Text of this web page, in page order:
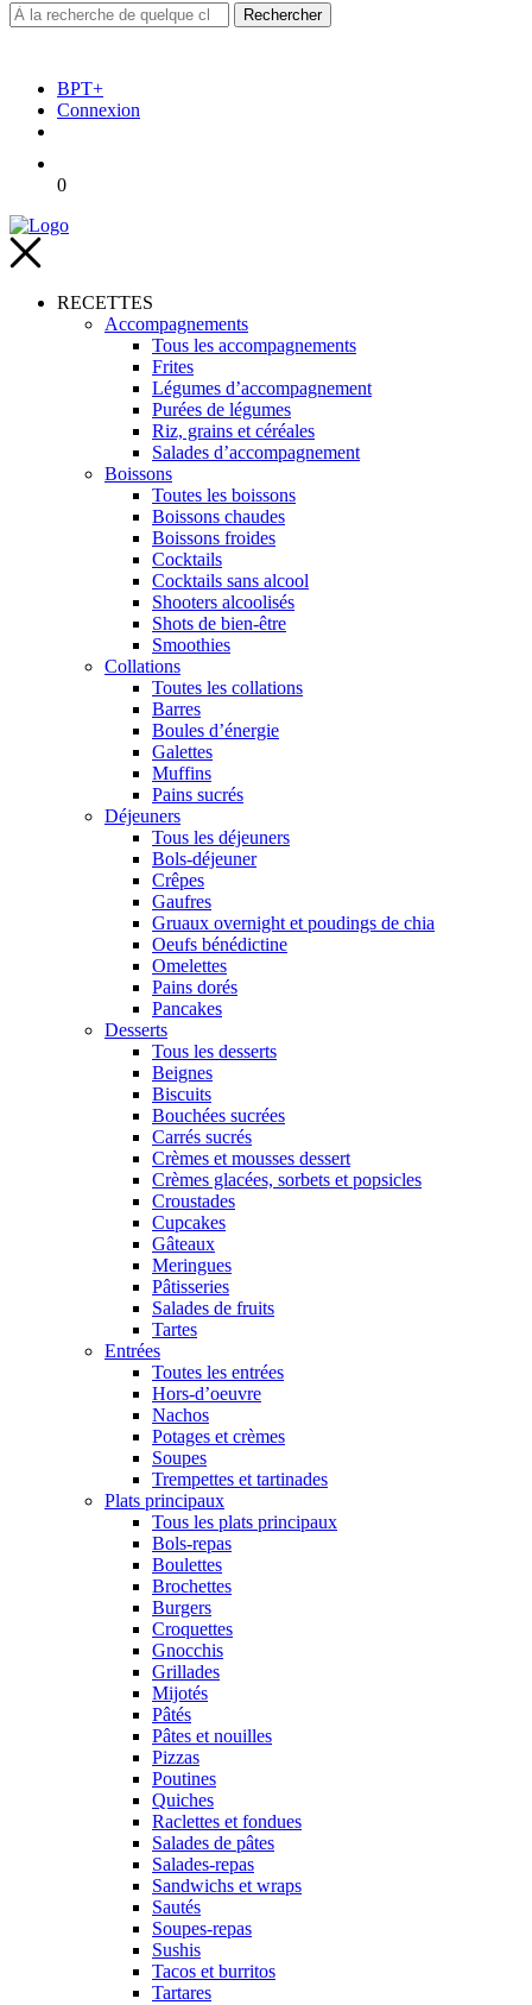
BPT+
Connexion
0
RECETTES
Accompagnements
Tous les accompagnements
Frites
Légumes d’accompagnement
Purées de légumes
Riz, grains et céréales
Salades d’accompagnement
Boissons
Toutes les boissons
Boissons chaudes
Boissons froides
Cocktails
Cocktails sans alcool
Shooters alcoolisés
Shots de bien-être
Smoothies
Collations
Toutes les collations
Barres
Boules d’énergie
Galettes
Muffins
Pains sucrés
Déjeuners
Tous les déjeuners
Bols-déjeuner
Crêpes
Gaufres
Gruaux overnight et poudings de chia
Oeufs bénédictine
Omelettes
Pains dorés
Pancakes
Desserts
Tous les desserts
Beignes
Biscuits
Bouchées sucrées
Carrés sucrés
Crèmes et mousses dessert
Crèmes glacées, sorbets et popsicles
Croustades
Cupcakes
Gâteaux
Meringues
Pâtisseries
Salades de fruits
Tartes
Entrées
Toutes les entrées
Hors-d’oeuvre
Nachos
Potages et crèmes
Soupes
Trempettes et tartinades
Plats principaux
Tous les plats principaux
Bols-repas
Boulettes
Brochettes
Burgers
Croquettes
Gnocchis
Grillades
Mijotés
Pâtés
Pâtes et nouilles
Pizzas
Poutines
Quiches
Raclettes et fondues
Salades de pâtes
Salades-repas
Sandwichs et wraps
Sautés
Soupes-repas
Sushis
Tacos et burritos
Tartares